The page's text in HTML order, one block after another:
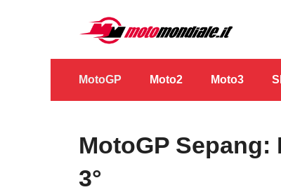
contenuto
MotoGP Moto2 Moto3
MotoGP
3°